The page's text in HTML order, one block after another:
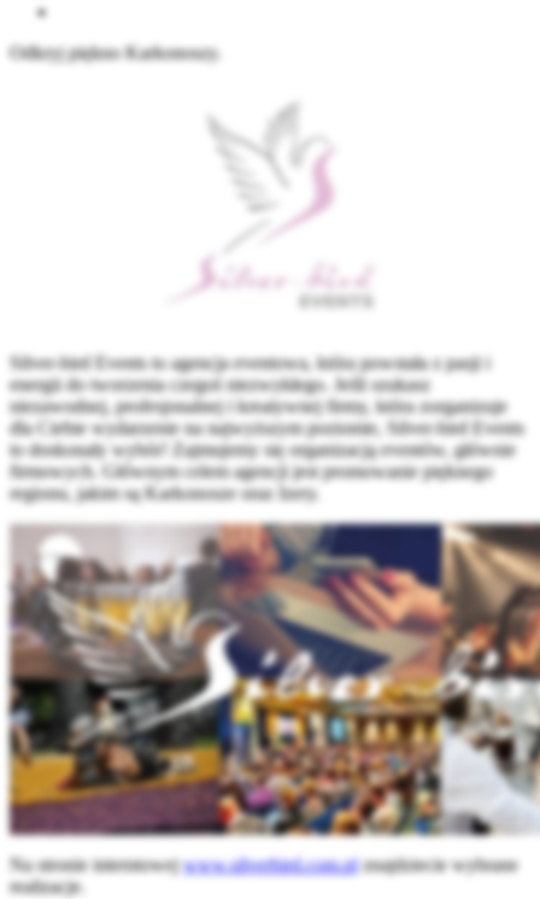
Odkryj piękno Karkonoszy.
Silver-bird Events to agencja eventowa, która powstała z pasji i
energii do tworzenia czegoś niezwykłego. Jeśli szukasz
niezawodnej, profesjonalnej i kreatywnej firmy, która zorganizuje
dla Ciebie wydarzenie na najwyższym poziomie, Silver-bird Events
to doskonały wybór! Zajmujemy się organizacją eventów, głównie
firmowych. Głównym celem agencji jest promowanie pięknego
regionu, jakim są Karkonosze oraz Izery.
Na stronie interntowejwww.silverbird.com.plznajdziecie wybrane
realizacje.